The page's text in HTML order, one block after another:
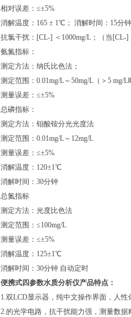
相对误差：≤±5%
消解温度：165 ± 1℃； 消解时间：15分
抗氯干扰：[CL-] ＜1000mg/L；（当[CL-]
氨氮指标：
测定方法：纳氏比色法；
测定范围：0.01mg/L～50mg/L（＞5 mg/
测量误差：≤±5%
总磷指标：
测定方法：钼酸铵分光光度法
测定范围：0.01mg/L～12mg/L
测量误差：≤±5%
消解温度：120±1℃
消解时间：30分钟
总氮指标
测定方法：光度比色法
测定范围：≤100mg/L
测量误差：≤±5%
消解温度：125±1℃
消解时间：30分钟 自动定时
便携式四参数水质分析仪产品特点：
1.双LCD显示器，纯中文操作界面，人性
2.的光学电路，抗干扰能力强，测量数据